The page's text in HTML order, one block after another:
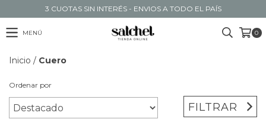
3 CUOTAS SIN INTERÉS - ENVIOS A TODO EL PAÍS
MENÚ 0
Inicio / Cuero
Ordenar por
FILTRAR